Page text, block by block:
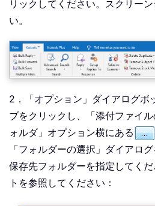
リックしてください。スクリー
い。
2．「オプション」ダイアログボ
ブをクリックし、「添付ファイ
ォルダ」オプション横にある
「フォルダーの選択」ダイアロ
保存先フォルダーを指定してく
トを参照してください：